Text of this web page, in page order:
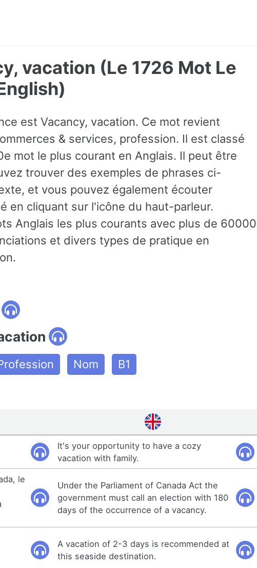
vacation (Le 1726 Mot Le
est Vacancy, vacation. Ce mot revient
& services, profession. Il est classé
mot le plus courant en Anglais. Il peut être
trouver des exemples de phrases ci-
et vous pouvez également écouter
en cliquant sur l'icône du haut-parleur.
Anglais les plus courants avec plus de 60000
et divers types de pratique en
Nom B1
It's your opportunity to have a cozy
vacation with family.
le
Under the Parliament of Canada Act the
government must call an election with 180
days of the occurrence of a vacancy.
A vacation of 2-3 days is recommended at
this seaside destination.